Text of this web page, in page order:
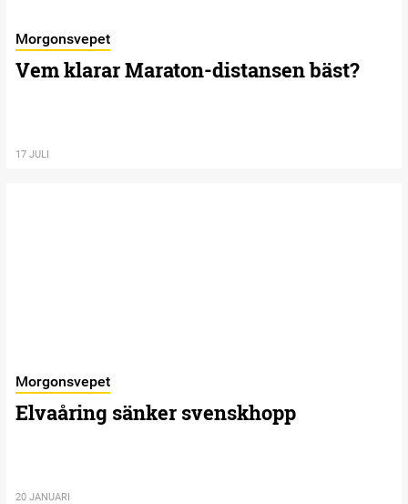
Morgonsvepet
Vem klarar Maraton-distansen bäst?
17 JULI
Morgonsvepet
Elvaåring sänker svenskhopp
20 JANUARI